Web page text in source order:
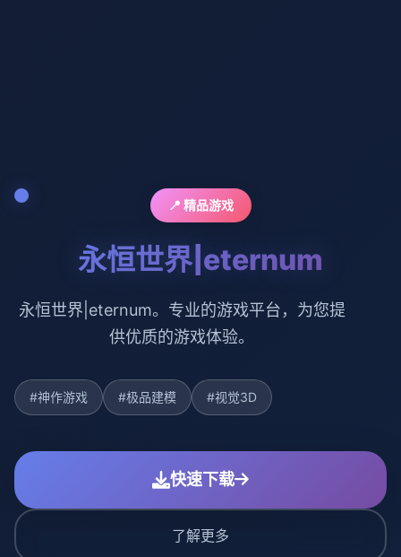
📍 精品游戏
永恒世界|eternum
永恒世界|eternum。专业的游戏平台，为您提
供优质的游戏体验。
#神作游戏 #极品建模 #视觉3D
快速下载
了解更多